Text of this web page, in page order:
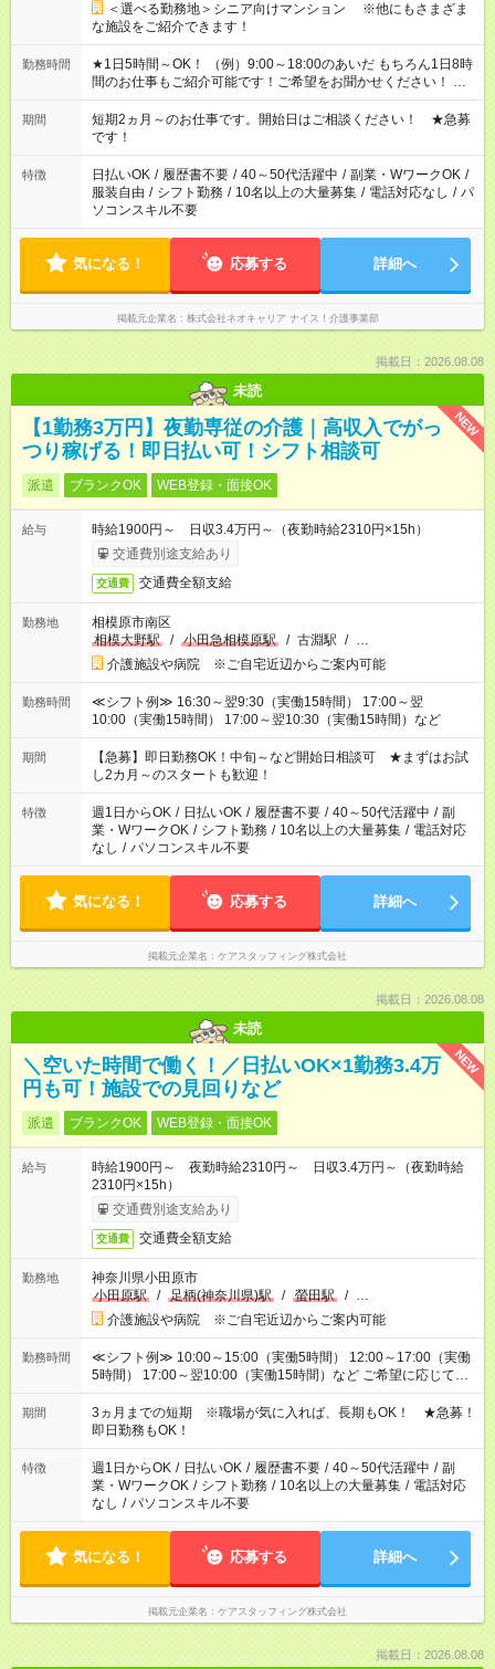
＜選べる勤務地＞シニア向けマンション ※他にもさまざま
な施設をご紹介できます！
勤務時間
★1日5時間～OK！ （例）9:00～18:00のあいだ もちろん1日8時
間のお仕事もご紹介可能です！ご希望をお聞かせください！ ★
家庭の都合でお休みが必要な場合も遠慮なくご相談ください。
※週最低15時間以上の勤務が必要です
期間
短期2ヵ月～のお仕事です。開始日はご相談ください！ ★急募
です！
特徴 日払いOK / 履歴書不要 / 40～50代活躍中 / 副業・WワークOK /
服装自由 / シフト勤務 / 10名以上の大量募集 / 電話対応なし / パ
ソコンスキル不要
気になる！ 応募する 詳細へ
掲載元企業名 株式会社ネオキャリア ナイス！介護事業部
掲載日：2026.08.08
未読
NEW
【1勤務3万円】夜勤専従の介護｜高収入でがっ
つり稼げる！即日払い可！シフト相談可
派遣 ブランクOK WEB登録・面接OK
給与
時給1900円～ 日収3.4万円～（夜勤時給2310円×15h）
交通費別途支給あり
交通費 交通費全額支給
勤務地
相模原市南区
相模大野駅
/ 小田急相模原駅 / 古淵駅 / …
介護施設や病院 ※ご自宅近辺からご案内可能
勤務時間
≪シフト例≫ 16:30～翌9:30（実働15時間） 17:00～翌
10:00（実働15時間） 17:00～翌10:30（実働15時間）など
期間
【急募】即日勤務OK！中旬～など開始日相談可 ★まずはお試
し2カ月～のスタートも歓迎！
特徴 週1日からOK / 日払いOK / 履歴書不要 / 40～50代活躍中 / 副
業・WワークOK / シフト勤務 / 10名以上の大量募集 / 電話対応
なし / パソコンスキル不要
気になる！ 応募する 詳細へ
掲載元企業名 ケアスタッフィング株式会社
掲載日：2026.08.08
未読
NEW
＼空いた時間で働く！／日払いOK×1勤務3.4万
円も可！施設での見回りなど
派遣 ブランクOK WEB登録・面接OK
給与
時給1900円～ 夜勤時給2310円～ 日収3.4万円～（夜勤時給
2310円×15h）
交通費別途支給あり
交通費 交通費全額支給
勤務地
神奈川県小田原市
小田原駅
/ 足柄(神奈川県)駅 / 螢田駅 / …
介護施設や病院 ※ご自宅近辺からご案内可能
勤務時間
≪シフト例≫ 10:00～15:00（実働5時間） 12:00～17:00（実働
5時間） 17:00～翌10:00（実働15時間）など ご希望に応じて、
働く時間は調整できます！ お気軽に担当へ相談ください！
期間
3ヵ月までの短期 ※職場が気に入れば、長期もOK！ ★急募！
即日勤務もOK！
特徴 週1日からOK / 日払いOK / 履歴書不要 / 40～50代活躍中 / 副
業・WワークOK / シフト勤務 / 10名以上の大量募集 / 電話対応
なし / パソコンスキル不要
気になる！ 応募する 詳細へ
掲載元企業名 ケアスタッフィング株式会社
掲載日：2026.08.08